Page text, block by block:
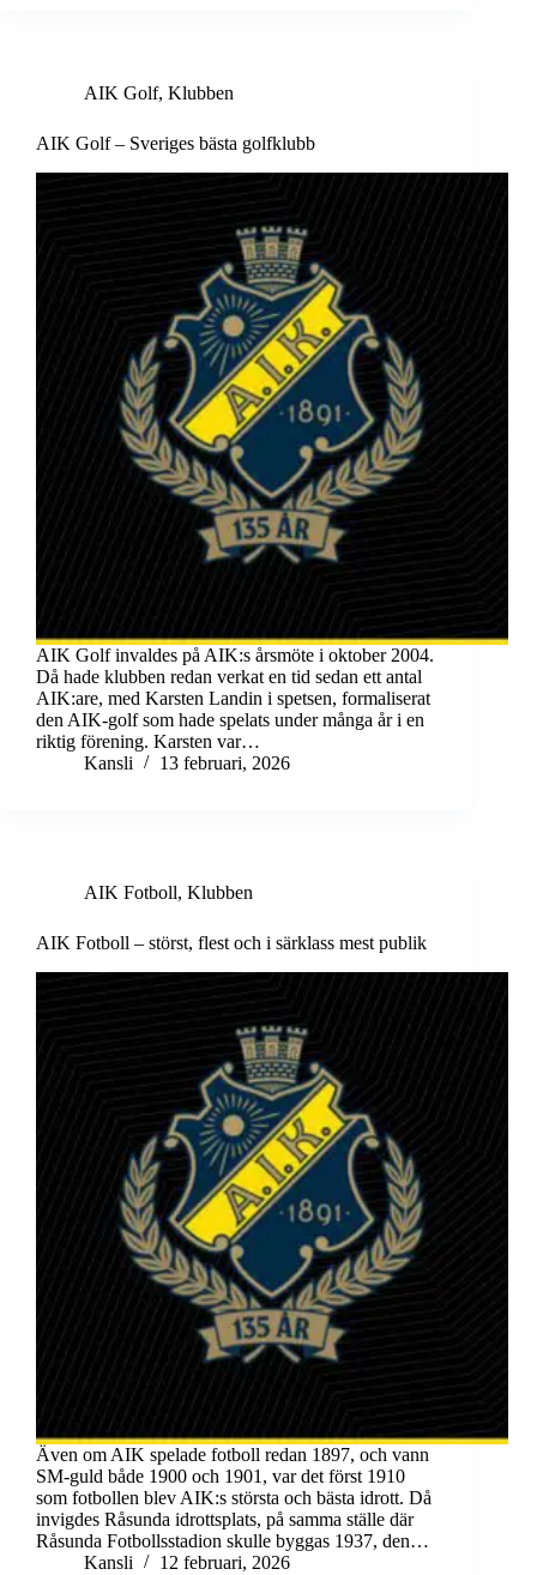
AIK Golf, Klubben
AIK Golf – Sveriges bästa golfklubb
AIK Golf invaldes på AIK:s årsmöte i oktober 2004.
Då hade klubben redan verkat en tid sedan ett antal
AIK:are, med Karsten Landin i spetsen, formaliserat
den AIK-golf som hade spelats under många år i en
riktig förening. Karsten var…
Kansli
13 februari, 2026
AIK Fotboll, Klubben
AIK Fotboll – störst, flest och i särklass mest publik
Även om AIK spelade fotboll redan 1897, och vann
SM-guld både 1900 och 1901, var det först 1910
som fotbollen blev AIK:s största och bästa idrott. Då
invigdes Råsunda idrottsplats, på samma ställe där
Råsunda Fotbollsstadion skulle byggas 1937, den…
Kansli
12 februari, 2026